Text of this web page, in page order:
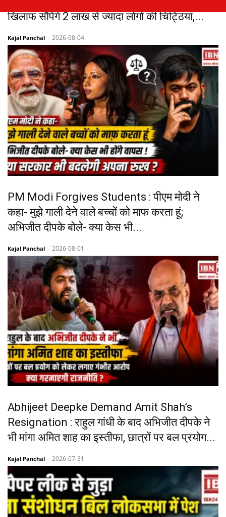
खिलाफ सौंपेंगे 2 लाख से ज्यादा लोगों की चिट्ठियां,...
Kajal Panchal - 2026-08-04
PM Modi Forgives Students : पीएम मोदी ने
कहा- मुझे गाली देने वाले बच्चों को माफ करता हूं;
अभिजीत दीपके बोले- क्या केस भी...
Kajal Panchal - 2026-08-01
Abhijeet Deepke Demand Amit Shah’s
Resignation : राहुल गांधी के बाद अभिजीत दीपके ने
भी मांगा अमित शाह का इस्तीफा, छात्रों पर बल प्रयोग...
Kajal Panchal - 2026-07-31